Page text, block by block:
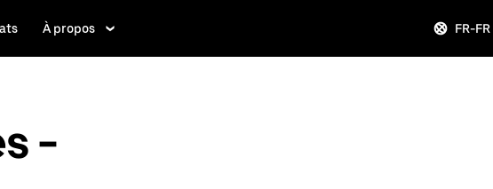
À propos FR-FR
-